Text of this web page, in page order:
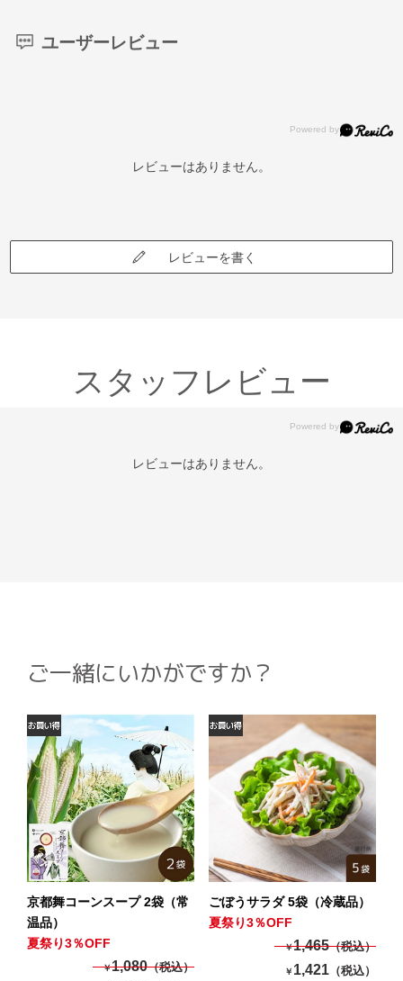
ユーザーレビュー
レビューはありません。
レビューを書く
スタッフレビュー
レビューはありません。
ご一緒にいかがですか？
京都舞コーンスープ 2袋（常
温品）
夏祭り3％OFF
￥1,080（税込）
ごぼうサラダ 5袋（冷蔵品）
夏祭り3％OFF
￥1,465（税込）
￥ 1,421 （税込）